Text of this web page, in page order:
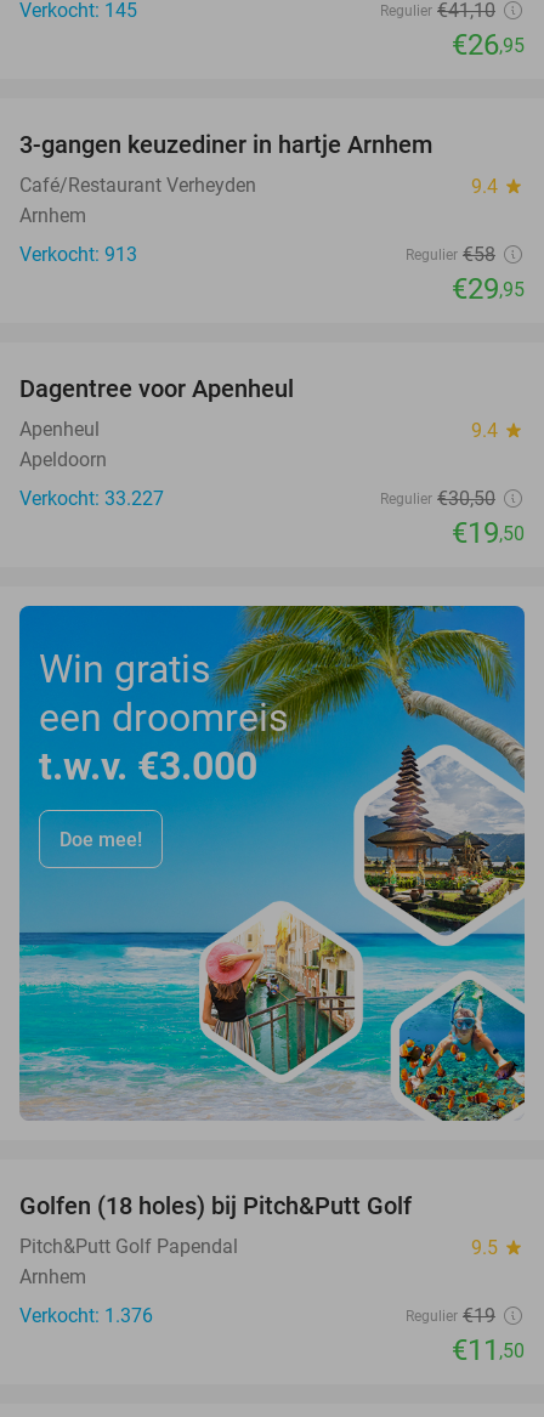
Verkocht: 145 Regulier €41,10
€26,95
3-gangen keuzediner in hartje Arnhem
Café/Restaurant Verheyden 9.4 star
Arnhem
Verkocht: 913
Regulier €58
€29,95
Dagentree voor Apenheul
Apenheul 9.4 star
Apeldoorn
Verkocht: 33.227
Regulier €30,50
€19,50
Win gratis
een droomreis
t.w.v. €3.000
Doe mee!
Golfen (18 holes) bij Pitch&Putt Golf
Pitch&Putt Golf Papendal 9.5 star
Arnhem
Verkocht: 1.376
Regulier €19
€11 ,50